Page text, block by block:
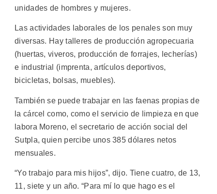
unidades de hombres y mujeres.
Las actividades laborales de los penales son muy
diversas. Hay talleres de producción agropecuaria
(huertas, viveros, producción de forrajes, lecherías)
e industrial (imprenta, artículos deportivos,
bicicletas, bolsas, muebles).
También se puede trabajar en las faenas propias de
la cárcel como, como el servicio de limpieza en que
labora Moreno, el secretario de acción social del
Sutpla, quien percibe unos 385 dólares netos
mensuales.
“Yo trabajo para mis hijos”, dijo. Tiene cuatro, de 13,
11, siete y un año. “Para mí lo que hago es el